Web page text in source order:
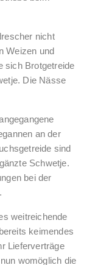
nicht
Weizen und
sich Brotgetreide
Die Nässe
an der
sind
Schwetje.
bei der
weitreichende
keimendes
Lieferverträge
womöglich die